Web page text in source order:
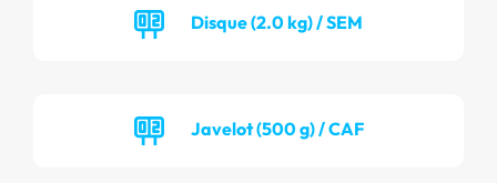
Disque (2.0 kg) / SEM
Javelot (500 g) / CAF